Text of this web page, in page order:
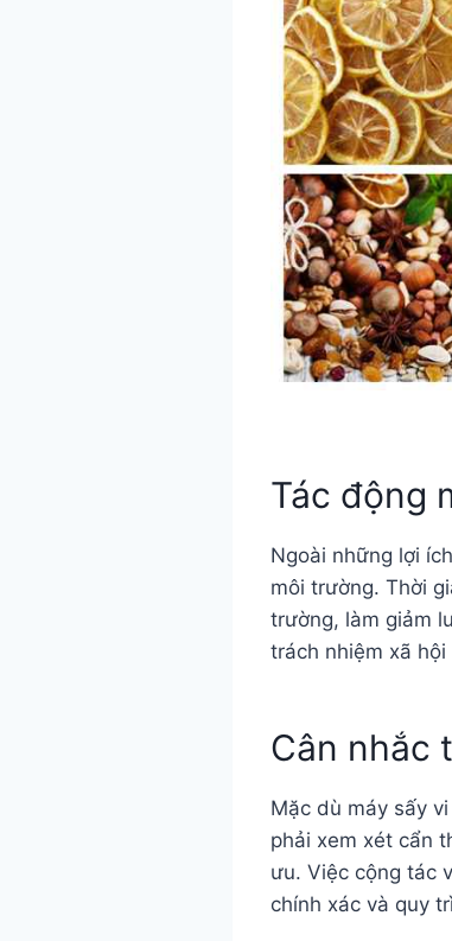
Tác động
Ngoài những lợi
môi trường. Thời
trường, làm giảm
trách nhiệm xã
Cân nhắc
Mặc dù máy sấy
phải xem xét cẩn
ưu. Việc cộng tác
chính xác và quy